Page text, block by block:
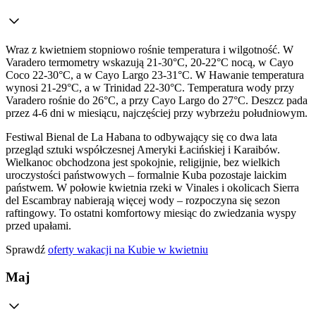
Wraz z kwietniem stopniowo rośnie temperatura i wilgotność. W
Varadero termometry wskazują 21-30°C, 20-22°C nocą, w Cayo
Coco 22-30°C, a w Cayo Largo 23-31°C. W Hawanie temperatura
wynosi 21-29°C, a w Trinidad 22-30°C. Temperatura wody przy
Varadero rośnie do 26°C, a przy Cayo Largo do 27°C. Deszcz pada
przez 4-6 dni w miesiącu, najczęściej przy wybrzeżu południowym.
Festiwal Bienal de La Habana to odbywający się co dwa lata
przegląd sztuki współczesnej Ameryki Łacińskiej i Karaibów.
Wielkanoc obchodzona jest spokojnie, religijnie, bez wielkich
uroczystości państwowych – formalnie Kuba pozostaje laickim
państwem. W połowie kwietnia rzeki w Vinales i okolicach Sierra
del Escambray nabierają więcej wody – rozpoczyna się sezon
raftingowy. To ostatni komfortowy miesiąc do zwiedzania wyspy
przed upałami.
Sprawdź oferty wakacji na Kubie w kwietniu
Maj